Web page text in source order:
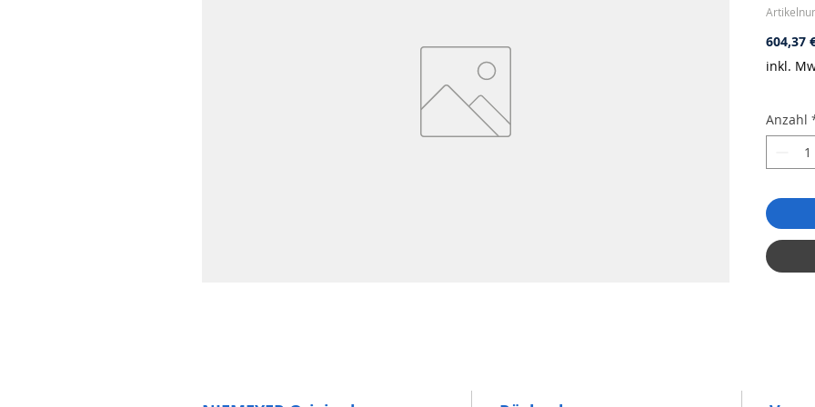
604,37
inkl.
Anzahl